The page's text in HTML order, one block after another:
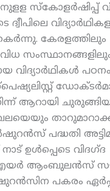
സ്‌കോളര്‍ഷിപ്പ്
കേരളത്തിലും
വിദ്യാര്‍ഥികള്‍ പഠനം
ആറായി
പദ്ധതി
ഉള്‍പ്പെടെ വിദഗ്ദ
എയര്‍ ആംബുലന്‍സ്
പകരം